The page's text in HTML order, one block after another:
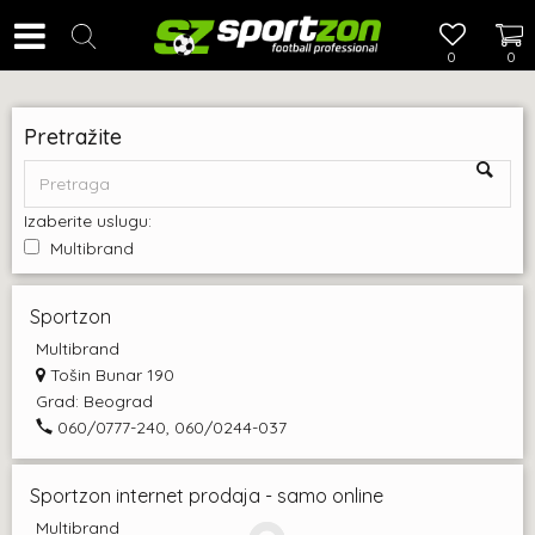
0
0
Pretražite
Izaberite uslugu:
Multibrand
Sportzon
Multibrand
Tošin Bunar 190
Grad: Beograd
060/0777-240, 060/0244-037
Sportzon internet prodaja - samo online
Multibrand